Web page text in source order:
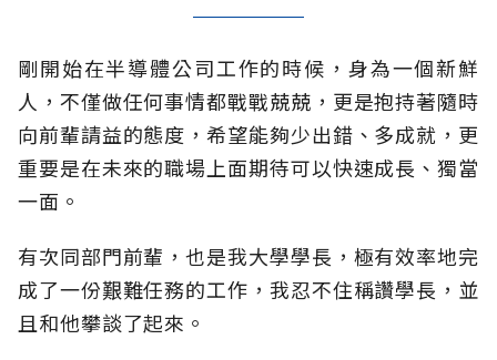
剛開始在半導體公司工作的時候，身為一個新鮮
人，不僅做任何事情都戰戰兢兢，更是抱持著隨時
向前輩請益的態度，希望能夠少出錯、多成就，更
重要是在未來的職場上面期待可以快速成長、獨當
一面。
有次同部門前輩，也是我大學學長，極有效率地完
成了一份艱難任務的工作，我忍不住稱讚學長，並
且和他攀談了起來。